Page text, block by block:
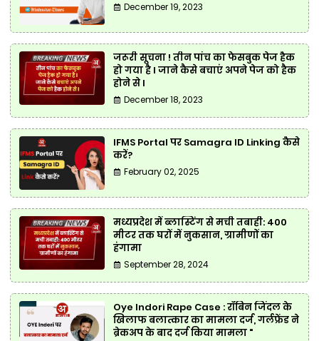
December 19, 2023
जरूरी सूचना ! तीन पांच का फेसबुक पेज हैक
हो गया है l जाने कैसे बचाएं अपने पेज को हैक
होने से l
December 18, 2023
IFMS Portal पर Samagra ID Linking कैसे
करें?
February 02, 2025
मध्यप्रदेश में ब्लास्टिंग से मची तबाही: 400
मीटर तक घरों में नुकसान, ग्रामीणों का
हंगामा
September 28, 2024
Oye Indori Rape Case : रॉबिन जिंदल के
खिलाफ बलात्कार का मामला दर्ज, गर्लफ्रेंड ने
ब्रेकअप के बाद दर्ज किया मामला "